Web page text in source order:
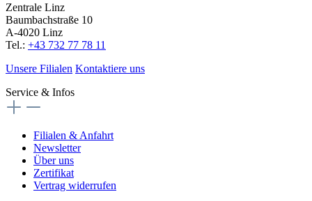
Zentrale Linz
Baumbachstraße 10
A-4020 Linz
Tel.: +43 732 77 78 11
Unsere Filialen Kontaktiere uns
Service & Infos
Filialen & Anfahrt
Newsletter
Über uns
Zertifikat
Vertrag widerrufen